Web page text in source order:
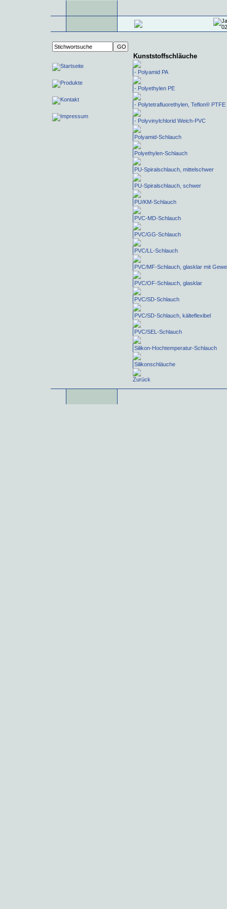
Kunststoffschläuche
- Polyamid PA
- Polyethylen PE
- Polytetrafluorethylen, Teflon® PTFE
- Polyvinylchlorid Weich-PVC
Polyamid-Schlauch
Polyethylen-Schlauch
PU-Spiralschlauch, mittelschwer
PU-Spiralschlauch, schwer
PU/KM-Schlauch
PVC-MD-Schlauch
PVC/GG-Schlauch
PVC/LL-Schlauch
PVC/MF-Schlauch, glasklar mit
PVC/OF-Schlauch, glasklar
PVC/SD-Schlauch
PVC/SD-Schlauch, kälteflexibel
PVC/SEL-Schlauch
Silikon-Hochtemperatur-Schlauch
Silikonschläuche
Zurück